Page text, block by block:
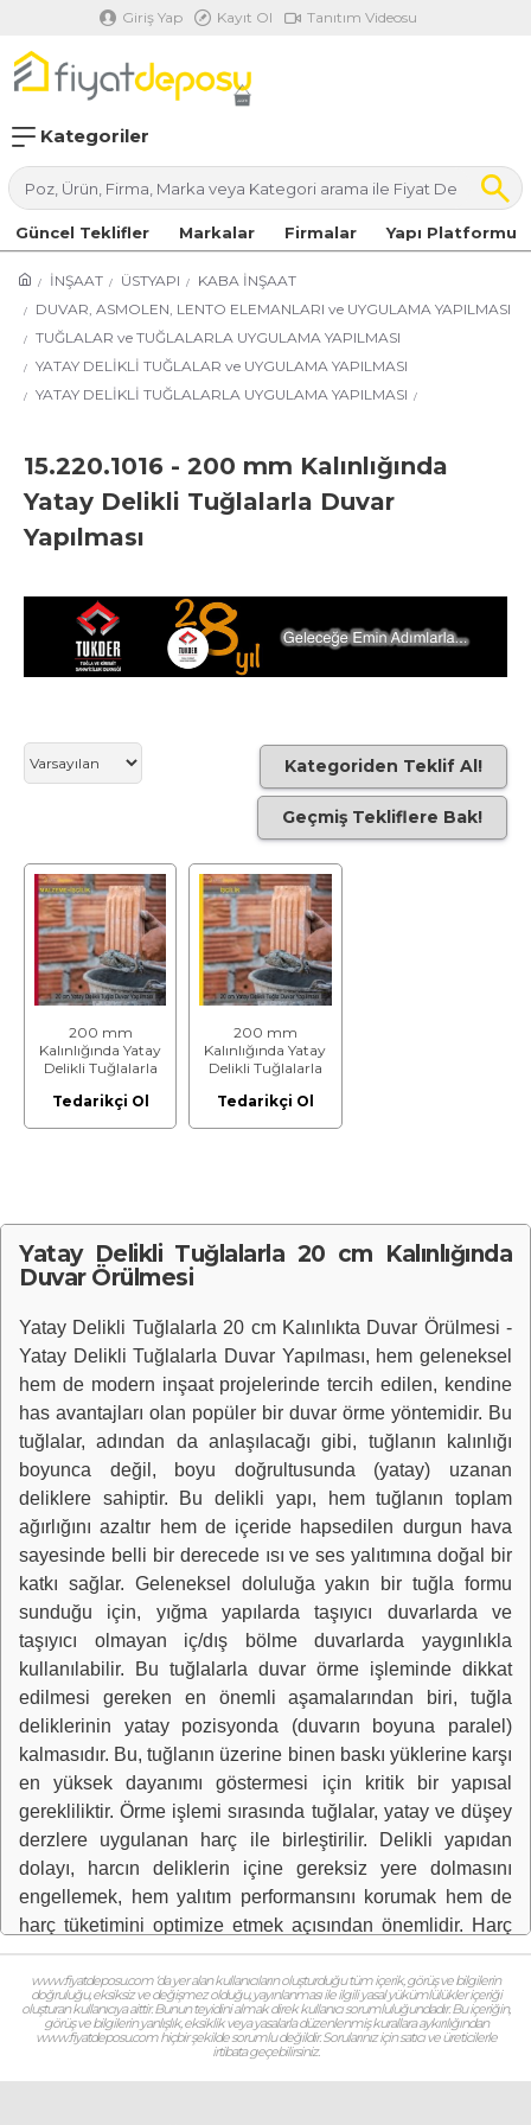
Giriş Yap Kayıt Ol Tanıtım Videosu
Kategoriler
Güncel Teklifler Markalar Firmalar Yapı Platformu
İNŞAAT ÜSTYAPI
KABA İNŞAAT
DUVAR, ASMOLEN, LENTO ELEMANLARI ve UYGULAMA YAPILMASI
TUĞLALAR ve TUĞLALARLA UYGULAMA YAPILMASI
YATAY DELİKLİ TUĞLALAR ve UYGULAMA YAPILMASI
YATAY DELİKLİ TUĞLALARLA UYGULAMA YAPILMASI
15.220.1016 - 200 mm Kalınlığında
Yatay Delikli Tuğlalarla Duvar
Yapılması
Kategoriden Teklif Al!
Geçmiş Tekliflere Bak!
200 mm
Kalınlığında Yatay
Delikli Tuğlalarla
Malzeme Dahil
Tedarikçi Ol
200 mm
Kalınlığında Yatay
Delikli Tuğlalarla
Malzeme Hariç
Tedarikçi Ol
Yatay Delikli Tuğlalarla 20 cm Kalınlığında
Duvar Örülmesi
Yatay Delikli Tuğlalarla 20 cm Kalınlıkta Duvar Örülmesi -
Yatay Delikli Tuğlalarla Duvar Yapılması, hem geleneksel
hem de modern inşaat projelerinde tercih edilen, kendine
has avantajları olan popüler bir duvar örme yöntemidir. Bu
tuğlalar, adından da anlaşılacağı gibi, tuğlanın kalınlığı
boyunca değil, boyu doğrultusunda (yatay) uzanan
deliklere sahiptir. Bu delikli yapı, hem tuğlanın toplam
ağırlığını azaltır hem de içeride hapsedilen durgun hava
sayesinde belli bir derecede ısı ve ses yalıtımına doğal bir
katkı sağlar. Geleneksel doluluğa yakın bir tuğla formu
sunduğu için, yığma yapılarda taşıyıcı duvarlarda ve
taşıyıcı olmayan iç/dış bölme duvarlarda yaygınlıkla
kullanılabilir. Bu tuğlalarla duvar örme işleminde dikkat
edilmesi gereken en önemli aşamalarından biri, tuğla
deliklerinin yatay pozisyonda (duvarın boyuna paralel)
kalmasıdır. Bu, tuğlanın üzerine binen baskı yüklerine karşı
en yüksek dayanımı göstermesi için kritik bir yapısal
gerekliliktir. Örme işlemi sırasında tuğlalar, yatay ve düşey
derzlere uygulanan harç ile birleştirilir. Delikli yapıdan
dolayı, harcın deliklerin içine gereksiz yere dolmasını
engellemek, hem yalıtım performansını korumak hem de
harç tüketimini optimize etmek açısından önemlidir. Harç
ile deliklerin dolmaması, aynı zamanda tuğlanın hafif
kalmasına ve duvarın toplam yükünü azaltmasına da
yardımcı olur. Bu tuğla tipi, özellikle hızlı işçilik imkanı
sunmasıyla bilinir. Tuğlanın boyutları standart dikey delikli
www.fiyatdeposu.com ‘da yer alan kullanıcıların oluşturduğu tüm içerik, görüş ve bilgilerin
doğruluğu, eksiksiz ve değişmez olduğu, yayınlanması ile ilgili yasal yükümlülükler içeriği
oluşturan kullanıcıya aittir. Bunun teyidini almak direk kullanıcı sorumluluğundadır. Bu içeriğin,
görüş ve bilgilerin yanlışlık, eksiklik veya yasalarla düzenlenmiş kurallara aykırılığından
www.fiyatdeposu.com hiçbir şekilde sorumlu değildir. Sorularınız için satıcı ve üreticilerle
irtibata geçebilirsiniz.